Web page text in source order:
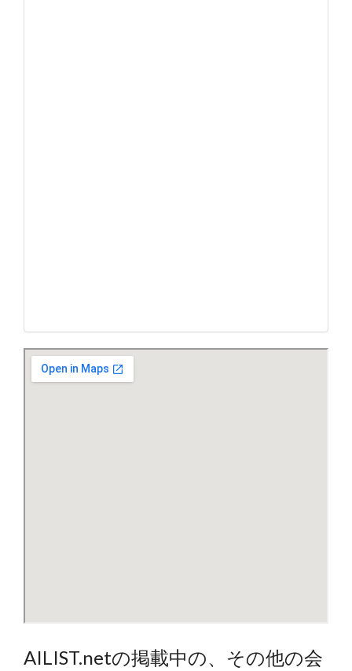
AILIST.netの掲載中の、その他の会